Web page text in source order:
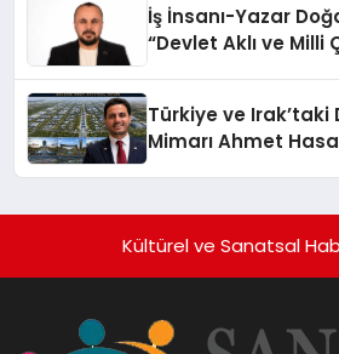
İş İnsanı-Yazar
“Devlet Aklı ve Milli
Türkiye ve Irak’taki
Mimarı Ahmet
Hayata Geçirecek
Kültürel ve Sanatsal